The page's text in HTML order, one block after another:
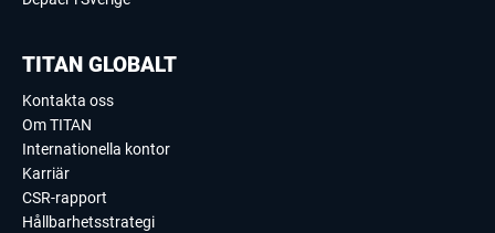
TITAN GLOBALT
Kontakta oss
Om TITAN
Internationella kontor
Karriär
CSR-rapport
Hållbarhetsstrategi